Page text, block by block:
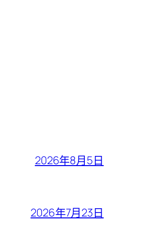
2026年8月5日
2026年7月23日